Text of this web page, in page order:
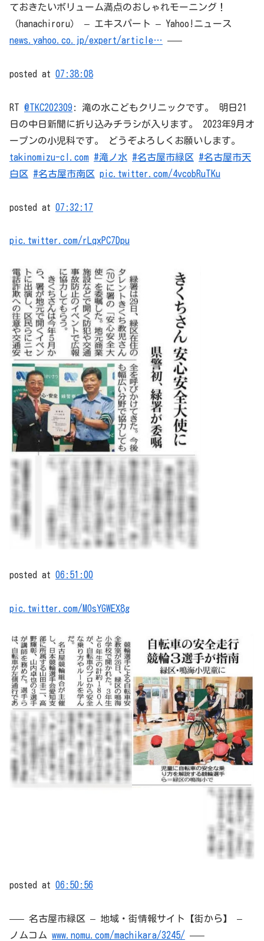
ておきたいボリューム満点のおしゃれモーニング！
（hanachiroru） – エキスパート – Yahoo!ニュース
news.yahoo.co.jp/expert/article…
—–
posted at 07:38:08
RT @TKC202309: 滝の水こどもクリニックです。 明日21
日の中日新聞に折り込みチラシが入ります。 2023年9月オ
ープンの小児科です。 どうぞよろしくお願いします。
takinomizu-cl.com #滝ノ水 #名古屋市緑区
#名古屋市天
白区
#名古屋市南区 pic.twitter.com/4vcobRuTKu
posted at 07:32:17
pic.twitter.com/rLqxPC7Dpu
posted at 06:51:00
pic.twitter.com/MOsYGWEX8g
posted at 06:50:56
—– 名古屋市緑区 – 地域・街情報サイト【街から】 –
ノムコム www.nomu.com/machikara/3245/ —–